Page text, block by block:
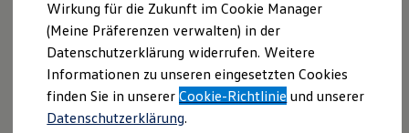
Kommunen & Behörden
Journalisten
Sportvereine
Branchenlösungen
Bau & Handwerk
Gewerbliche Personenbeförderung
Service & mobile Werkstätten
Kurier, Logistik & Handel
Nutzen Sie unser Onlineformular, um schnell und
unkompliziert einen Servicetermin bei Ihrem
Volkswagen NutzfahrzeugePartner anzufragen.
Wirkung für die Zukunft im Cookie Manager
(Meine Präferenzen verwalten) in der
Datenschutzerklärung widerrufen. Weitere
Informationen zu unseren eingesetzten Cookies
finden Sie in unsererCookie-Richtlinie und unserer
Datenschutzerklärung.